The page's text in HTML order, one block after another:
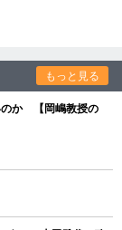
もっと見る
のか 【岡嶋教授の